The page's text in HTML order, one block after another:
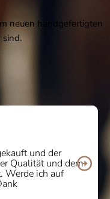
neuen handgefertigten
sind.
und der
Qualität und dem
Werde ich auf